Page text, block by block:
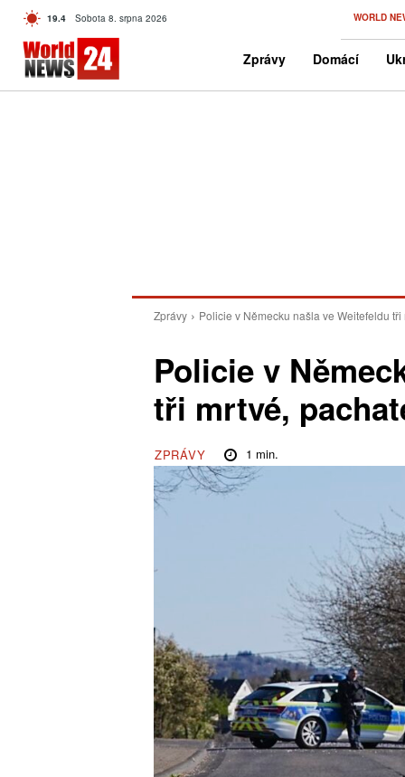
19.4 C Czech
Sobota 8. srpna 2026 WORLD
Zprávy Domácí
Zprávy Policie v Německu našla ve Weitefeldu
Policie v
tři mrtvé,
ZPRÁVY 1 min.